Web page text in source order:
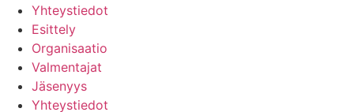
Yhteystiedot
Esittely
Organisaatio
Valmentajat
Jäsenyys
Yhteystiedot